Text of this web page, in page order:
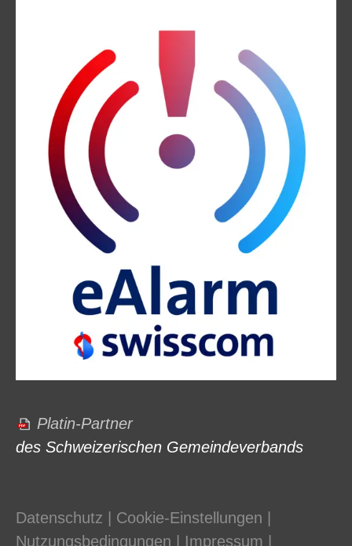
Platin-Partner
des Schweizerischen Gemeindeverbands
Datenschutz Cookie-Einstellungen
Nutzungsbedingungen
Impressum